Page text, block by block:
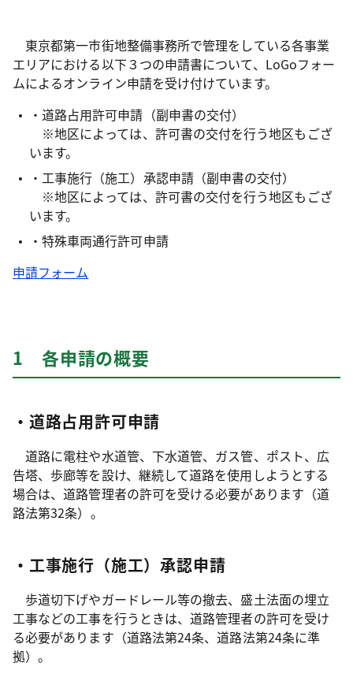
東京都第一市街地整備事務所で管理をしている各事業
エリアにおける以下３つの申請書について、LoGoフォー
ムによるオンライン申請を受け付けています。
・道路占用許可申請（副申書の交付）
※地区によっては、許可書の交付を行う地区もござ
います。
・工事施行（施工）承認申請（副申書の交付）
※地区によっては、許可書の交付を行う地区もござ
います。
・特殊車両通行許可申請
申請フォーム
1 各申請の概要
・道路占用許可申請
道路に電柱や水道管、下水道管、ガス管、ポスト、広
告塔、歩廊等を設け、継続して道路を使用しようとする
場合は、道路管理者の許可を受ける必要があります（道
路法第32条）。
・工事施行（施工）承認申請
歩道切下げやガードレール等の撤去、盛土法面の埋立
工事などの工事を行うときは、道路管理者の許可を受け
る必要があります（道路法第24条、道路法第24条に準
拠）。